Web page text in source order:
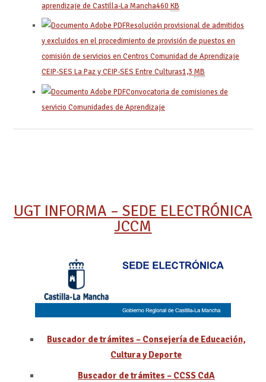
aprendizaje de Castilla-La Mancha460KB
Resolución provisional de admitidos
y excluidos en el procedimiento de provisión de puestos en
comisión de servicios en Centros Comunidad de Aprendizaje
CEIP-SES La Paz y CEIP-SES Entre Culturas1,3MB
Convocatoria de comisiones de
servicio Comunidades de Aprendizaje
UGT INFORMA – SEDE ELECTRÓNICA
JCCM
Buscador de trámites – Consejería de Educación,
Cultura y Deporte
Buscador de trámites – CCSS CdA